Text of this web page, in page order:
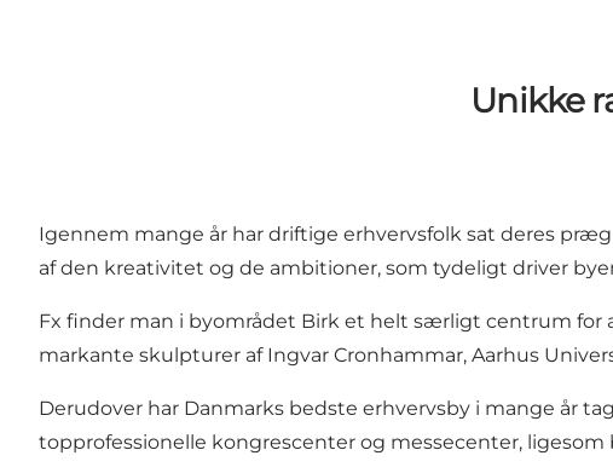
Unikke
Igennem mange år har driftige erhvervsfolk sat deres
af den kreativitet og de ambitioner, som tydeligt driver
Fx finder man i byområdet Birk et helt særligt centrum for
markante skulpturer af Ingvar Cronhammar, Aarhus
Derudover har Danmarks bedste erhvervsby i mange år
topprofessionelle kongrescenter og messecenter,